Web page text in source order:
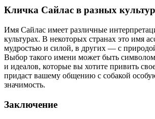
Кличка Сайлас в разных
Имя Сайлас имеет различные
культурах. В некоторых странах это имя
мудростью и силой, в других — с
Выбор такого имени может быть
и идеалов, которые вы хотите привить
придаст вашему общению с собакой
значимость.
Заключение